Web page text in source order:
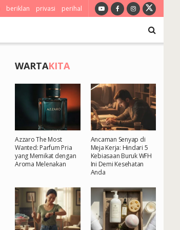
beriklan privasi perihal
WARTAKITA
Azzaro The Most
Wanted: Parfum Pria
yang Memikat dengan
Aroma Melenakan
Ancaman Senyap di
Meja Kerja: Hindari 5
Kebiasaan Buruk WFH
Ini Demi Kesehatan
Anda